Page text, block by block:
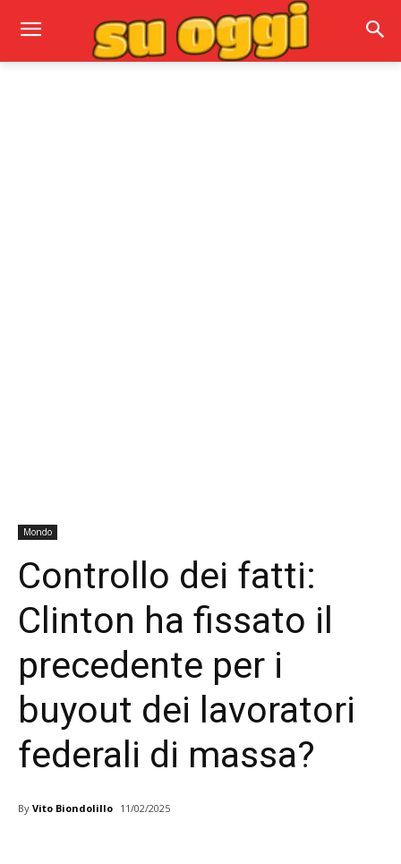
Mondo
Controllo dei fatti:
Clinton ha fissato il
precedente per i
buyout dei lavoratori
federali di massa?
By Vito Biondolillo 11/02/2025